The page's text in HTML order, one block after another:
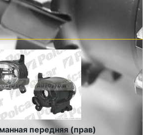
передняя (прав)